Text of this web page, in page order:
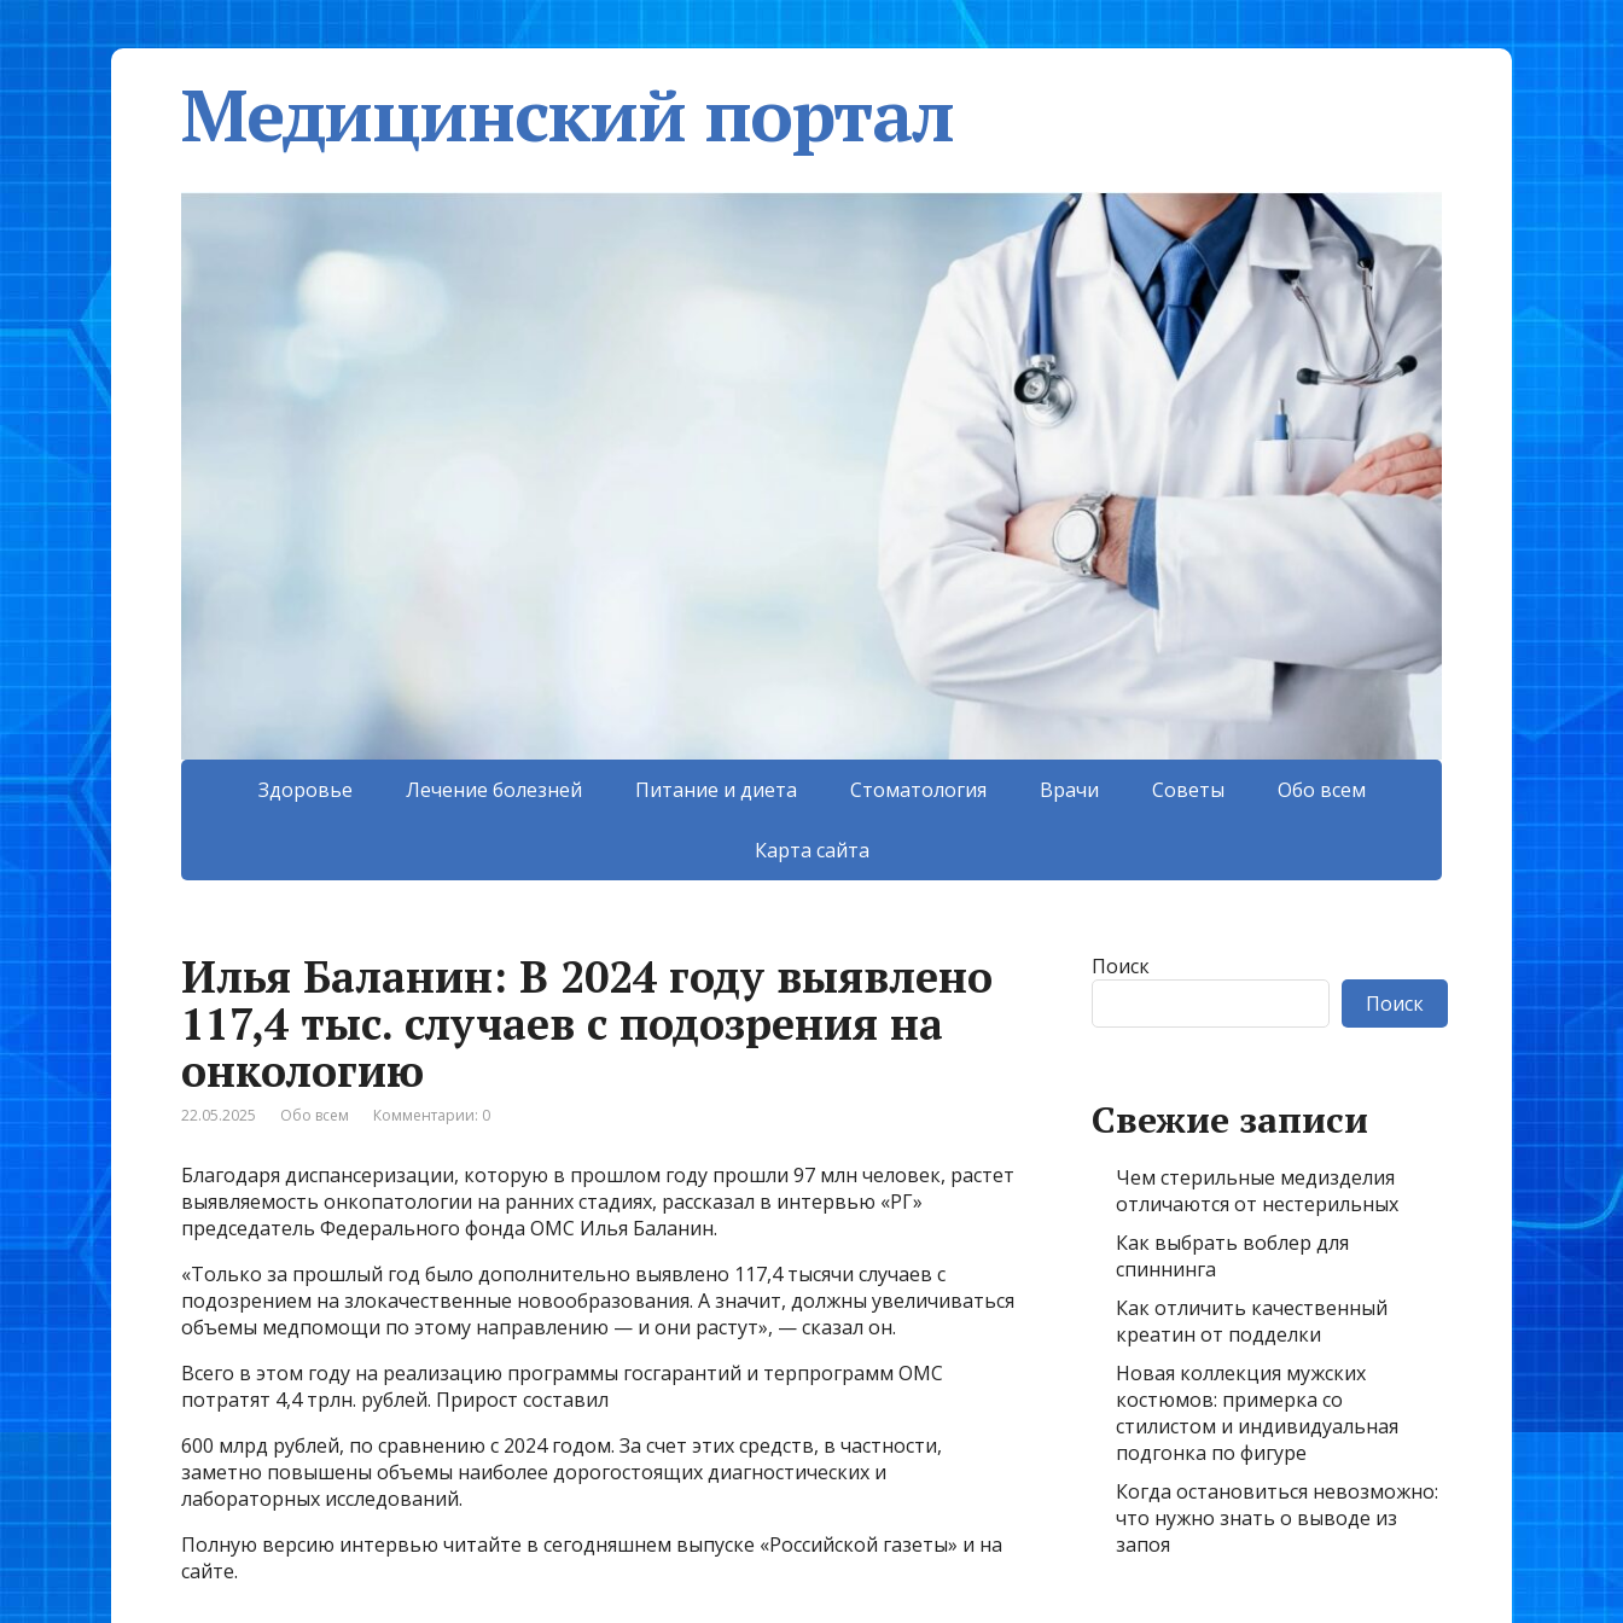
Медицинский портал
Здоровье Лечение болезней Питание и диета Стоматология Врачи Советы Обо всем
Карта сайта
Илья Баланин: В 2024 году выявлено
117,4 тыс. случаев с подозрения на
онкологию
22.05.2025 Обо всем Комментарии: 0
Благодаря диспансеризации, которую в прошлом году прошли 97 млн человек, растет
выявляемость онкопатологии на ранних стадиях, рассказал в интервью «РГ»
председатель Федерального фонда ОМС Илья Баланин.
«Только за прошлый год было дополнительно выявлено 117,4 тысячи случаев с
подозрением на злокачественные новообразования. А значит, должны увеличиваться
объемы медпомощи по этому направлению — и они растут», — сказал он.
Всего в этом году на реализацию программы госгарантий и терпрограмм ОМС
потратят 4,4 трлн. рублей. Прирост составил
600 млрд рублей, по сравнению с 2024 годом. За счет этих средств, в частности,
заметно повышены объемы наиболее дорогостоящих диагностических и
лабораторных исследований.
Полную версию интервью читайте в сегодняшнем выпуске «Российской газеты» и на
сайте.
Поиск
Поиск
Свежие записи
Чем стерильные медизделия
отличаются от нестерильных
Как выбрать воблер для
спиннинга
Как отличить качественный
креатин от подделки
Новая коллекция мужских
костюмов: примерка со
стилистом и индивидуальная
подгонка по фигуре
Когда остановиться невозможно:
что нужно знать о выводе из
запоя